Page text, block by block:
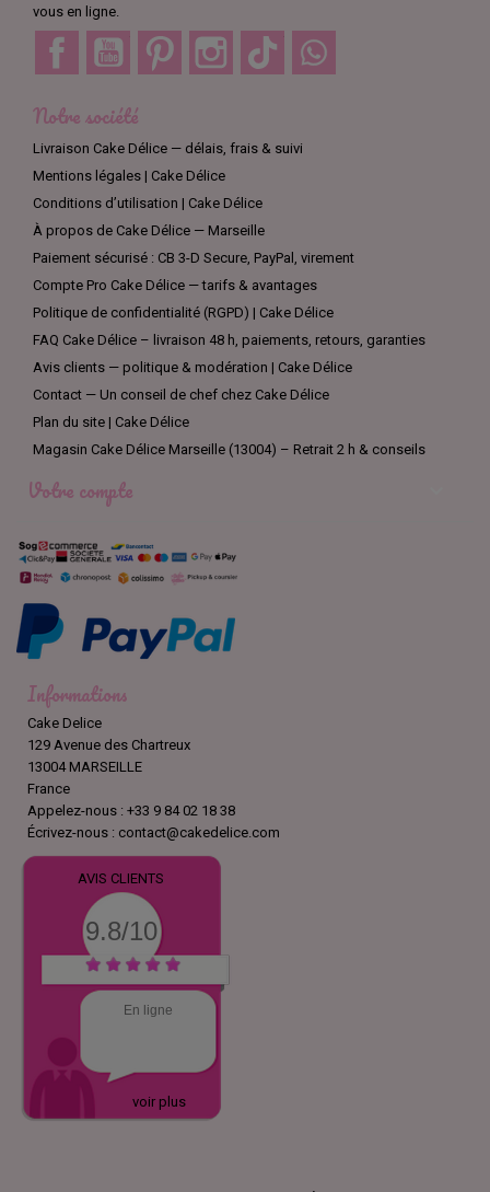
vous en ligne.
Facebook YouTube Pinterest Instagram TikTok
Notre société
Livraison Cake Délice — délais, frais & suivi
Mentions légales | Cake Délice
Conditions d’utilisation | Cake Délice
À propos de Cake Délice — Marseille
Paiement sécurisé : CB 3-D Secure, PayPal, virement
Compte Pro Cake Délice — tarifs & avantages
Politique de confidentialité (RGPD) | Cake Délice
FAQ Cake Délice – livraison 48 h, paiements, retours, garanties
Avis clients — politique & modération | Cake Délice
Contact — Un conseil de chef chez Cake Délice
Plan du site | Cake Délice
Magasin Cake Délice Marseille (13004) – Retrait 2 h & conseils
Votre compte
Informations
Cake Delice
129 Avenue des Chartreux
13004 MARSEILLE
France
Appelez-nous : +33 9 84 02 18 38
Écrivez-nous : contact@cakedelice.com
AVIS CLIENTS
9.8/10
En ligne
voir plus